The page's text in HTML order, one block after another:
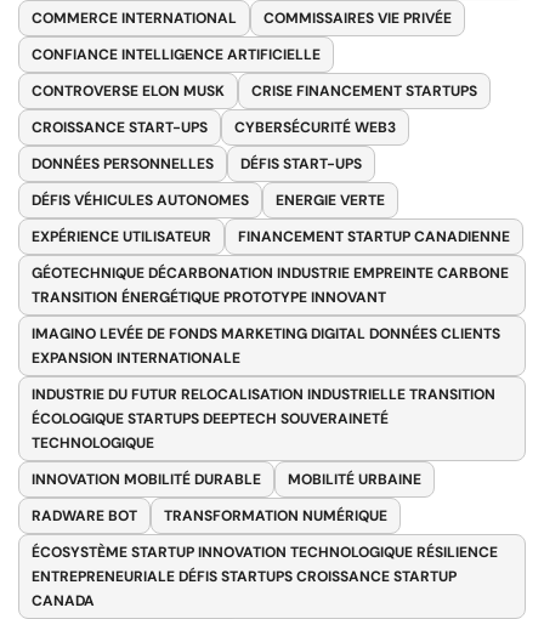
COMMERCE INTERNATIONAL
COMMISSAIRES VIE PRIVÉE
CONFIANCE INTELLIGENCE ARTIFICIELLE
CONTROVERSE ELON MUSK
CRISE FINANCEMENT STARTUPS
CROISSANCE START-UPS
CYBERSÉCURITÉ WEB3
DONNÉES PERSONNELLES
DÉFIS START-UPS
DÉFIS VÉHICULES AUTONOMES
ENERGIE VERTE
EXPÉRIENCE UTILISATEUR
FINANCEMENT STARTUP CANADIENNE
GÉOTECHNIQUE DÉCARBONATION INDUSTRIE EMPREINTE CARBONE
TRANSITION ÉNERGÉTIQUE PROTOTYPE INNOVANT
IMAGINO LEVÉE DE FONDS MARKETING DIGITAL DONNÉES CLIENTS
EXPANSION INTERNATIONALE
INDUSTRIE DU FUTUR RELOCALISATION INDUSTRIELLE TRANSITION
ÉCOLOGIQUE STARTUPS DEEPTECH SOUVERAINETÉ
TECHNOLOGIQUE
INNOVATION MOBILITÉ DURABLE
MOBILITÉ URBAINE
RADWARE BOT
TRANSFORMATION NUMÉRIQUE
ÉCOSYSTÈME STARTUP INNOVATION TECHNOLOGIQUE RÉSILIENCE
ENTREPRENEURIALE DÉFIS STARTUPS CROISSANCE STARTUP
CANADA